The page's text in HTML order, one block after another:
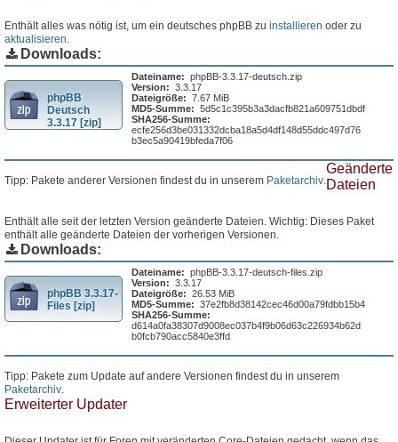
Enthält alles was nötig ist, um ein deutsches phpBB zu installieren oder zu
aktualisieren.
Downloads:
phpBB
Deutsch
3.3.17 [zip]
Dateiname: phpBB-3.3.17-deutsch.zip
Version: 3.3.17
Dateigröße: 7.67 MiB
MD5-Summe: 5d5c1c395b3a3dacfb821a609751dbdf
SHA256-Summe:
ecfe256d3be031332dcba18a5d4df148d55ddc497d76
b3ec5a90419bfeda7f06
Tipp: Pakete anderer Versionen findest du in unserem Paketarchiv.
Geänderte
Dateien
Enthält alle seit der letzten Version geänderte Dateien. Wichtig: Dieses Paket
enthält alle geänderte Dateien der vorherigen Versionen.
Downloads:
phpBB 3.3.17-
Files [zip]
Dateiname: phpBB-3.3.17-deutsch-files.zip
Version: 3.3.17
Dateigröße: 26.53 MiB
MD5-Summe: 37e2fb8d38142cec46d00a79fdbb15b4
SHA256-Summe:
d614a0fa38307d9008ec037b4f9b06d63c226934b62d
b0fcb790acc5840e3ffd
Tipp: Pakete zum Update auf andere Versionen findest du in unserem
Paketarchiv.
Erweiterter Updater